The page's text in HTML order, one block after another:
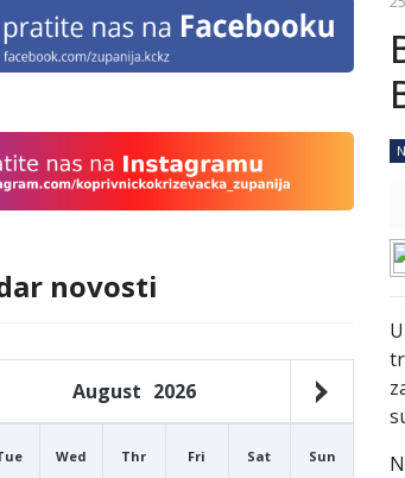
novosti
August 2026
Wed Thr Fri Sat Sun